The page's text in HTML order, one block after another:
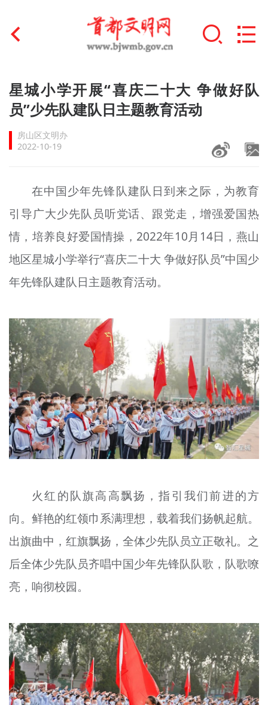
首页
文明创建
文明实践
未成年人思想道德建设
榜样人物
+
身边好人
文明评论
宣传思想文化人才
专题
资料库
+
星城小学开展“喜庆二十大 争做好队
员”少先队建队日主题教育活动
房山区文明办
2022-10-19
在中国少年先锋队建队日到来之际，为教育
引导广大少先队员听党话、跟党走，增强爱国热
情，培养良好爱国情操，2022年10月14日，燕山
地区星城小学举行“喜庆二十大 争做好队员”中国少
年先锋队建队日主题教育活动。
火红的队旗高高飘扬，指引我们前进的方
向。鲜艳的红领巾系满理想，载着我们扬帆起航。
出旗曲中，红旗飘扬，全体少先队员立正敬礼。之
后全体少先队员齐唱中国少年先锋队队歌，队歌嘹
亮，响彻校园。